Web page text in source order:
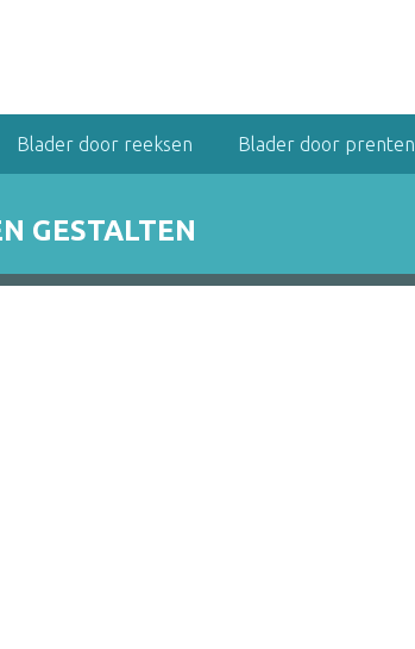
Blader door reeksen Blader door prenten
GESTALTEN